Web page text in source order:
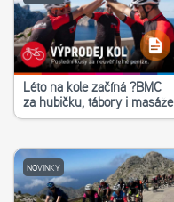
Léto na kole začíná ?‍BMC
za hubičku, tábory i masáže
NOVINKY